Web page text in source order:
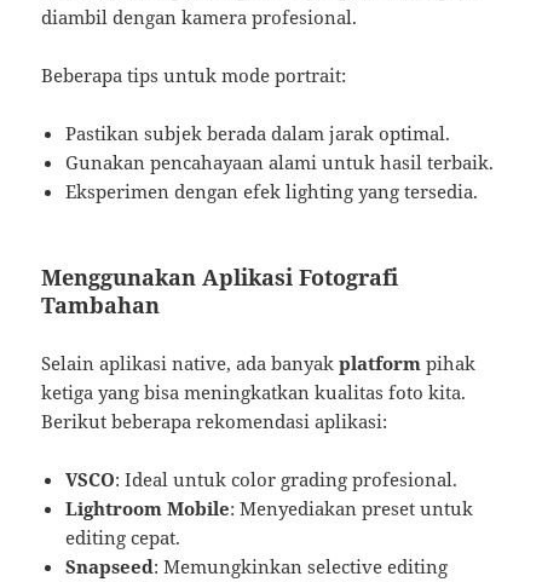
diambil dengan kamera profesional.
Beberapa tips untuk mode portrait:
Pastikan subjek berada dalam jarak optimal.
Gunakan pencahayaan alami untuk hasil terbaik.
Eksperimen dengan efek lighting yang tersedia.
Menggunakan Aplikasi Fotografi
Tambahan
Selain aplikasi native, ada banyakplatform pihak
ketiga yang bisa meningkatkan kualitas foto kita.
Berikut beberapa rekomendasi aplikasi:
VSCO: Ideal untuk color grading profesional.
Lightroom Mobile: Menyediakan preset untuk
editing cepat.
Snapseed: Memungkinkan selective editing